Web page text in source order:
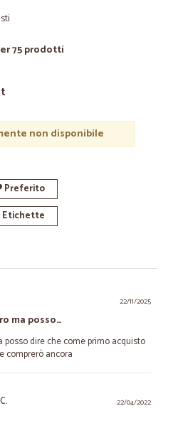
75 prodotti
non disponibile
Preferito
Etichette
22/11/2025
ma posso…
posso dire che come primo acquisto
comprerò ancora
22/04/2022